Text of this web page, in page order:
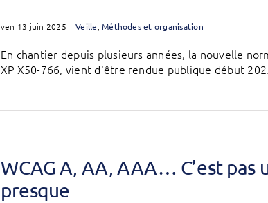
ven 13 juin 2025 | Veille ,Méthodes et organisation
En chantier depuis plusieurs années, la nouvelle
XP X50-766, vient d'être rendue publique début
WCAG A, AA, AAA… C’est
presque